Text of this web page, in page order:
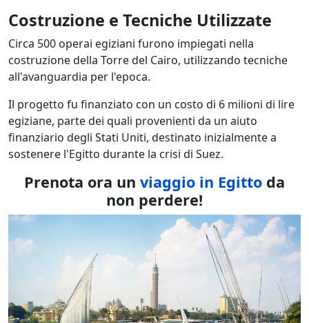
Costruzione e Tecniche Utilizzate
Circa 500 operai egiziani furono impiegati nella
costruzione della Torre del Cairo, utilizzando tecniche
all'avanguardia per l'epoca.
Il progetto fu finanziato con un costo di 6 milioni di lire
egiziane, parte dei quali provenienti da un aiuto
finanziario degli Stati Uniti, destinato inizialmente a
sostenere l'Egitto durante la crisi di Suez.
Prenota ora un viaggio in Egitto da
non perdere!